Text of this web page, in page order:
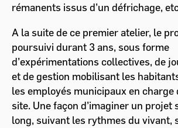
rémanents issus d’un défrichage,
A la suite de ce premier atelier, le
poursuivi durant 3 ans, sous forme
d’expérimentations collectives, de
et de gestion mobilisant les
les employés municipaux en charge
site. Une façon d’imaginer un projet
long, suivant les rythmes du vivant,